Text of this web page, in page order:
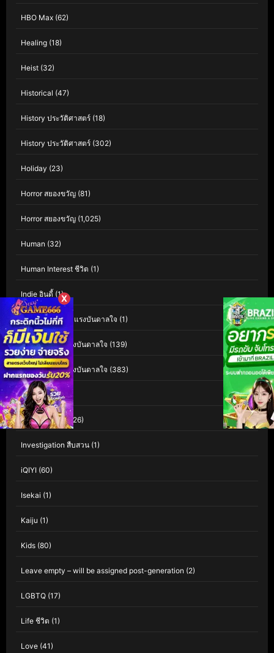
HBO Max (62)
Healing (18)
Heist (32)
Historical (47)
History ประวัติศาสตร์ (18)
History ประวัติศาสตร์ (302)
Holiday (23)
Horror สยองขวัญ (81)
Horror สยองขวัญ (1,025)
Human (32)
Human Interest ชีวิต (1)
Indie อินดี้ (1)
Inspiration สร้างแรงบันดาลใจ (1)
Inspirational แรงบันดาลใจ (139)
Inspirational แรงบันดาลใจ (383)
Interest(3)
Investigation(126)
Investigation สืบสวน (1)
iQIYI (60)
Isekai (1)
Kaiju (1)
Kids (80)
Leave empty – will be assigned post-generation (2)
LGBTQ (17)
Life ชีวิต (1)
Love (41)
X